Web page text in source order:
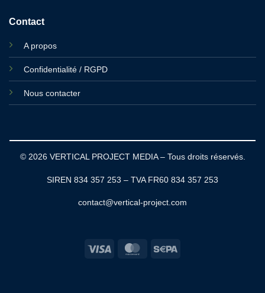
Contact
A propos
Confidentialité / RGPD
Nous contacter
© 2026 VERTICAL PROJECT MEDIA – Tous droits réservés.
SIREN 834 357 253 – TVA FR60 834 357 253
contact@vertical-project.com
Visa MasterCard